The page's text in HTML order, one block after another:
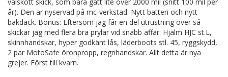
år). Den är nyservad på mc-verkstad. Nytt batteri och nytt
bakdäck. Bonus: Eftersom jag får en del utrustning över så
skickar jag med flera bra prylar vid snabb affär: Hjälm HJC st.L,
skinnhandskar, hyper godkänt lås, läderboots stl. 45, ryggskydd,
2 par MotoSafe öronpropp, regnhandskar. Allt detta är nya
grejer. Först till kvarn.